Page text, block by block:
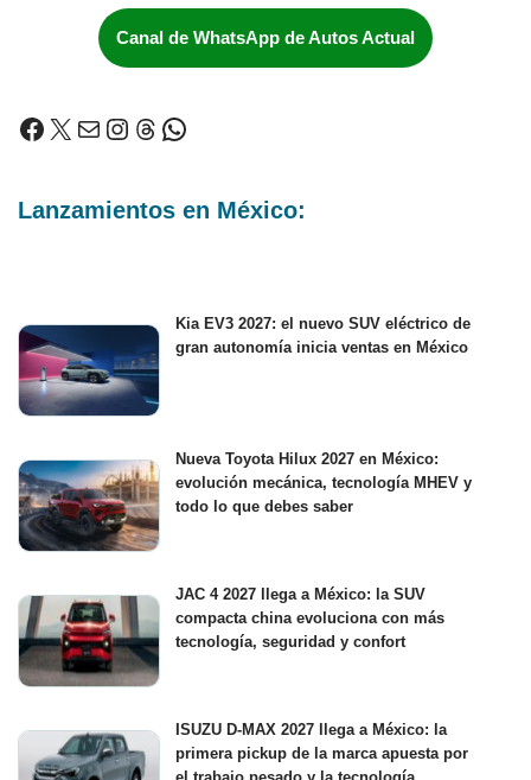
Canal de WhatsApp de Autos Actual
Lanzamientos en México:
Kia EV3 2027: el nuevo SUV eléctrico de
gran autonomía inicia ventas en México
Nueva Toyota Hilux 2027 en México:
evolución mecánica, tecnología MHEV y
todo lo que debes saber
JAC 4 2027 llega a México: la SUV
compacta china evoluciona con más
tecnología, seguridad y confort
ISUZU D-MAX 2027 llega a México: la
primera pickup de la marca apuesta por